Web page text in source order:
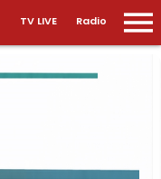
TV LIVE Radio